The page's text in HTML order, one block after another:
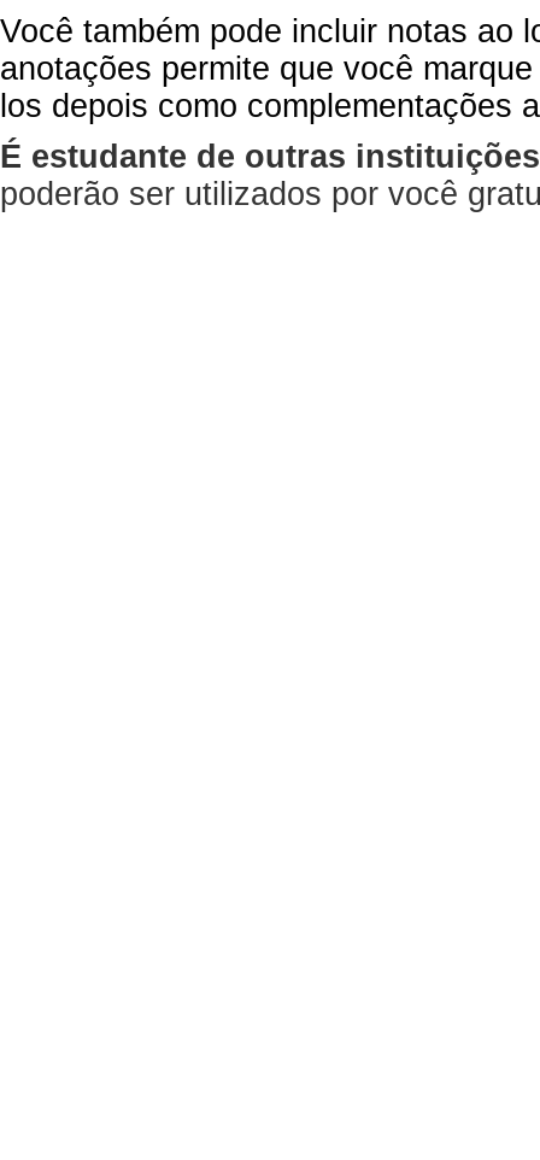
Você também pode incluir notas ao
anotações permite que você
los depois como complementações
É estudante de outras
poderão ser utilizados por você